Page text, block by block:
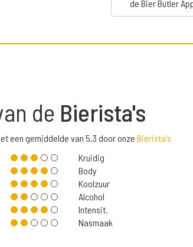
de Bier Butler
de Bierista's
een gemiddelde van 5,3 door onze Bierista's
Kruidig
Body
Koolzuur
Alcohol
Intensit.
Nasmaak